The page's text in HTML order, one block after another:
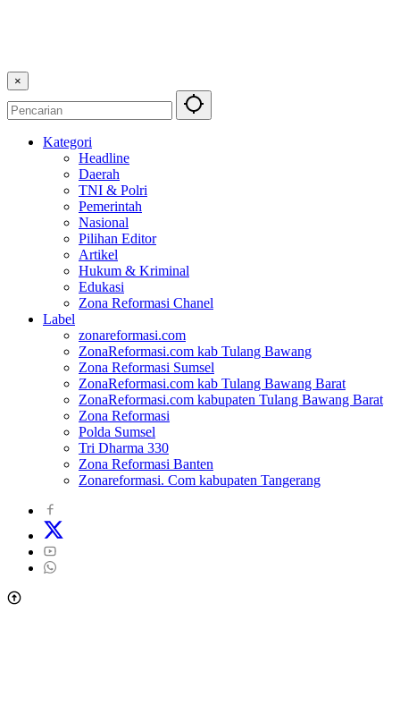
×
Kategori
Headline
Daerah
TNI & Polri
Pemerintah
Nasional
Pilihan Editor
Artikel
Hukum & Kriminal
Edukasi
Zona Reformasi Chanel
Label
zonareformasi.com
ZonaReformasi.com kab Tulang Bawang
Zona Reformasi Sumsel
ZonaReformasi.com kab Tulang Bawang Barat
ZonaReformasi.com kabupaten Tulang Bawang Barat
Zona Reformasi
Polda Sumsel
Tri Dharma 330
Zona Reformasi Banten
Zonareformasi. Com kabupaten Tangerang